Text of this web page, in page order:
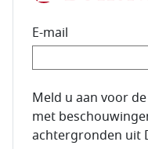
E-mail
E-mailadres van de
Meld u aan voor
met
achtergronden uit